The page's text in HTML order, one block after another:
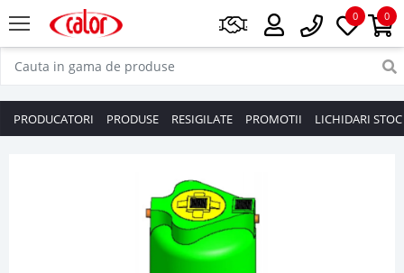
0
0
PRODUCATORI PRODUSE RESIGILATE PROMOTII LICHIDARI STOC